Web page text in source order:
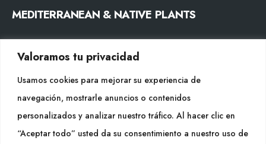
Valoramos tu privacidad
Usamos cookies para mejorar su experiencia de
navegación, mostrarle anuncios o contenidos
personalizados y analizar nuestro tráfico. Al hacer clic en
“Aceptar todo” usted da su consentimiento a nuestro uso de
MEDITERRANEAN & NATIVE PLANTS
CONTACTE
info@cultidelta.com
SEGUEIX-NOS